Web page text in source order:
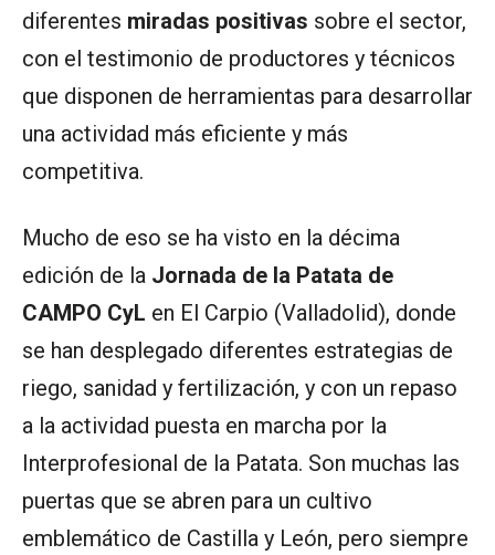
diferentes miradas positivas sobre el sector,
con el testimonio de productores y técnicos
que disponen de herramientas para desarrollar
una actividad más eficiente y más
competitiva.
Mucho de eso se ha visto en la décima
edición de la Jornada de la Patata de
CAMPO CyL en El Carpio (Valladolid), donde
se han desplegado diferentes estrategias de
riego, sanidad y fertilización, y con un repaso
a la actividad puesta en marcha por la
Interprofesional de la Patata. Son muchas las
puertas que se abren para un cultivo
emblemático de Castilla y León, pero siempre